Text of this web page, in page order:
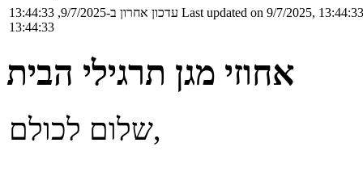
עדכון אחרון ב-9/7/2025, 13:44:33 Last updated on 9/7/2025, 13:44:33
13:44:33
אחוזי מגן תרגילי הבית
שלום לכולם,